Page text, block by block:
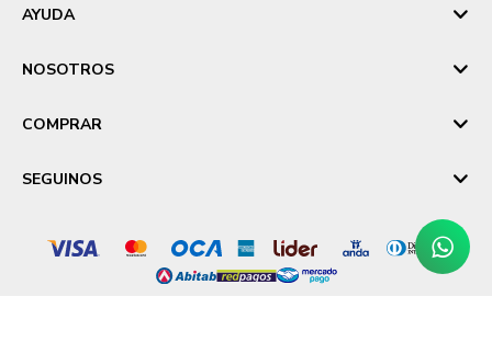
AYUDA
NOSOTROS
COMPRAR
SEGUINOS